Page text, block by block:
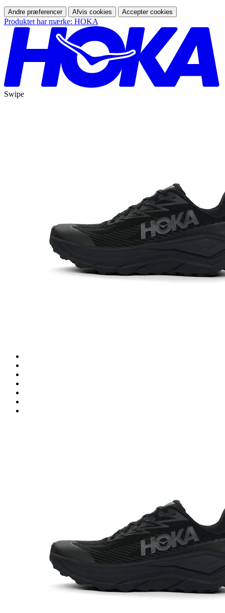
Andre præferencer Afvis cookies Accepter cookies
Produktet har mærke: HOKA
Swipe